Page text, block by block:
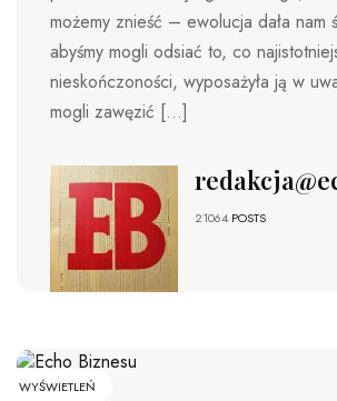
możemy znieść – ewolucja dała nam
abyśmy mogli odsiać to, co
nieskończoności, wyposażyła ją w
mogli zawęzić […]
21064 POSTS
WYŚWIETLEŃ